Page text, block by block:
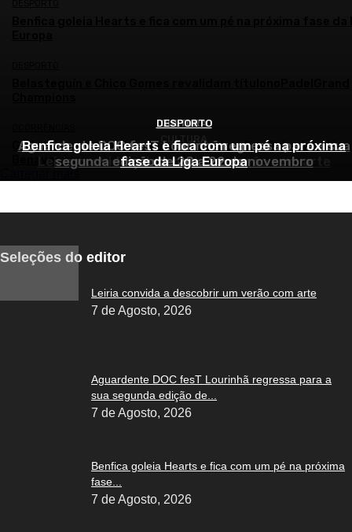
CULTURA
Leiria convida a descobrir um verão com arte
CULTURA
Aguardente DOC fesT Lourinhã regressa para a sua
segunda edição de 20 a 22 de novembro
DESPORTO
Benfica goleia Hearts e fica com um pé na próxima
fase da Liga Europa
GNR deteve suspeitos de agressões na Sardinha Assada
Benavente
Carregar mais
Seleções do editor
Leiria convida a descobrir um verão com arte
7 de Agosto, 2026
Aguardente DOC fesT Lourinhã regressa para a
sua segunda edição de...
7 de Agosto, 2026
Benfica goleia Hearts e fica com um pé na próxima
fase...
7 de Agosto, 2026